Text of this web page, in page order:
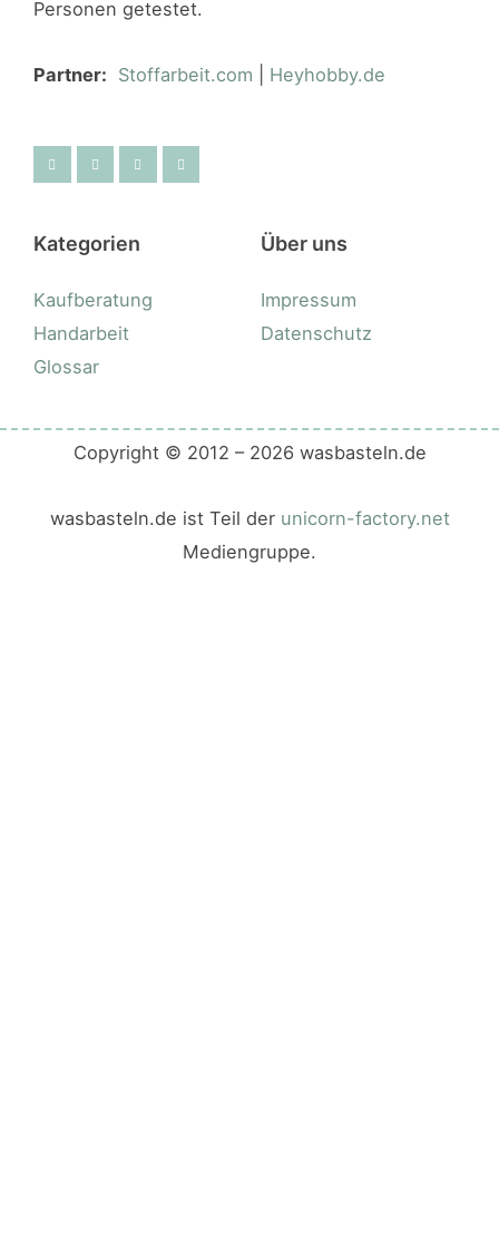
Personen getestet.
Partner: Stoffarbeit.com Heyhobby.de
Kategorien
Kaufberatung
Handarbeit
Glossar
Über uns
Impressum
Datenschutz
Copyright © 2012 – 2026 wasbasteln.de
wasbasteln.de ist Teil der unicorn-factory.net
Mediengruppe.